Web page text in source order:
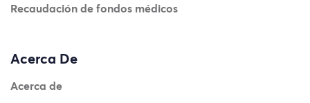
Recaudación de fondos médicos
Acerca De
Acerca de